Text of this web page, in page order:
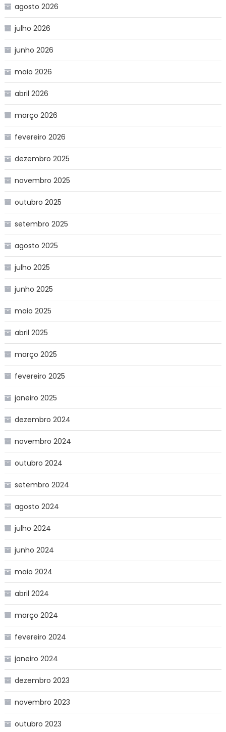
agosto 2026
julho 2026
junho 2026
maio 2026
abril 2026
março 2026
fevereiro 2026
dezembro 2025
novembro 2025
outubro 2025
setembro 2025
agosto 2025
julho 2025
junho 2025
maio 2025
abril 2025
março 2025
fevereiro 2025
janeiro 2025
dezembro 2024
novembro 2024
outubro 2024
setembro 2024
agosto 2024
julho 2024
junho 2024
maio 2024
abril 2024
março 2024
fevereiro 2024
janeiro 2024
dezembro 2023
novembro 2023
outubro 2023